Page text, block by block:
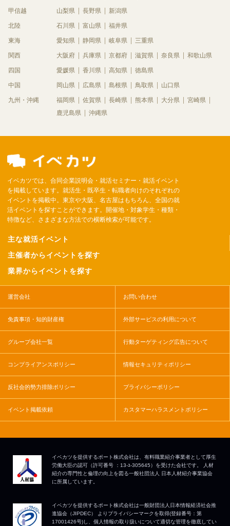
甲信越 山梨県 長野県 新潟県
北陸 石川県 富山県 福井県
東海 愛知県 静岡県 岐阜県 三重県
関西 大阪府 兵庫県 京都府 滋賀県 奈良県 和歌山県
四国 愛媛県 香川県 高知県 徳島県
中国 岡山県 広島県 島根県 鳥取県 山口県
九州・沖縄 福岡県 佐賀県 長崎県 熊本県 大分県
宮崎県
鹿児島県
沖縄県
イベカツでは、合同企業説明会・就活セミナー・就活イベント
を掲載しています。就活生・既卒生・転職者向けのそれぞれの
イベントを掲載中。東京や大阪、名古屋はもちろん、全国の就
活イベントを探すことができます。開催地・対象学生・種類・
特徴など、さまざまな方法での横断検索が可能です。
主な就活イベント
主催者からイベントを探す
業界からイベントを探す
運営会社 お問い合わせ
免責事項・知的財産権 外部サービスの利用について
グループ会社一覧 行動ターゲティング広告について
コンプライアンスポリシー 情報セキュリティポリシー
反社会的勢力排除ポリシー プライバシーポリシー
イベント掲載依頼 カスタマーハラスメントポリシー